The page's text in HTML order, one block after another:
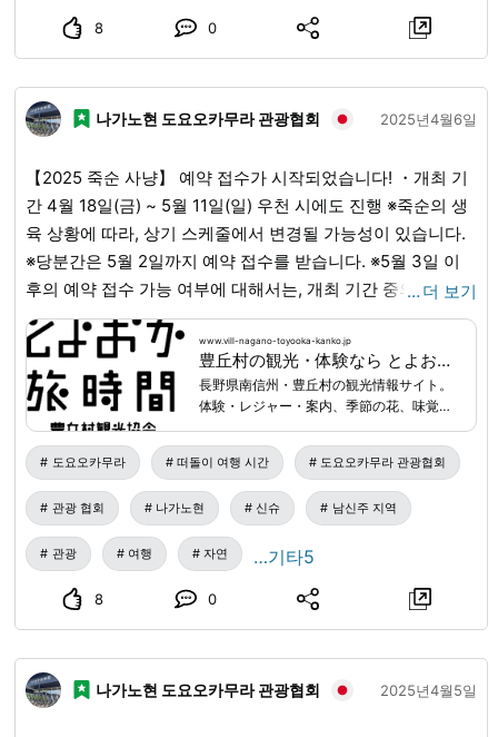
미리 양해 바랍니다. ◎따기 체험부터 무한 리필 종료까지 대
필수 ①접수・결제(미치노에키(Michi-no-eki) 도요오카 마
르쉐(Toyooka Marche) 관광 안내소, 또는 도요오카무라
Tabijikan)) ↓ ②무한 리필(스탠딩) 20분간 (미치노에키
(Michi-no-eki) 도요오카 마르쉐(Toyooka Marche) 무한 리
필 전용 공간) ＝주의사항＝ ◎무한 리필만 플랜을 선택하신
고객님은 복숭아 따기 농원에 입장할 수 없습니다. 도요오카
마르쉐(Toyooka Marche) 관광 안내소에서 접수 및 결제를
부탁드립니다. ◎당일 무한 리필 복숭아가 소진되는 대로 종
료됩니다. ■부탁드립니다. 복숭아는 섬세한 과일입니다. 나
무에 열린 복숭아도, 무한 리필 복숭아도, 세게 누르지 않도록
해 주세요. ■집합 장소・문의처 도요오카 타비지칸(Toyooka
Tabijikan) (일반 사단 법인 도요오카무라(Toyooka-mura) 관
광 협회) 영업시간: 9:00~18:00 〒399-3202 나가노현
(Nagano-ken) 시모이나군(Shimoina-gun) 도요오카무라
(Toyooka-mura) 간나(Kannna) 12407 TEL: 0265-49-3395
Email: toyotabi@vill-nagano-toyooka-kanko.jp 카 내비게
이션 설정으로 오시는 경우, 당 시설이 새로운 시설이기 때문
에, 상기 주소로는 다른 장소가 안내될 수 있습니다. 카 내비게
(Minamishinshu) 도요오카 마르쉐(Toyooka Marche)」를
목적지로 설정해 주세요. Google 지도에서는 「도요오카 타
8 0
나가노현 도요오카무라 관광협회 2025년4월6일
【2025 죽순 사냥】 예약 접수가 시작되었습니다! ・개최 기
간 4월 18일(금) ~ 5월 11일(일) 우천 시에도 진행 ※죽순의 생
육 상황에 따라, 상기 스케줄에서 변경될 가능성이 있습니다.
※당분간은 5월 2일까지 예약 접수를 받습니다. ※5월 3일 이
후의 예약 접수 가능 여부에 대해서는, 개최 기간 중의 죽순 상
황을 보면서 판단할 예정입니다. 자세한 내용이 결정되면, 추
후에 알려드리겠습니다. ・접수 시간 평일 2타임 ①10:30
②13:30 토, 일, 공휴일 3타임 ①9:00 ②10:30 ③13:30 ・
입장료 및 수확 요금 ●입장료: 1인 300엔(중학생 이상) 일반
자동차(경차) 1대당 수확량에 따라 다음과 같이 변동됩니다.
■죽순 10kg 이상 수확 → 《입장료 0엔》 ■죽순 10kg 미만
수확 → 《입장료 300엔》 ●죽순: 500엔/kg 일반 자동차(경
차) 1대당 수확 봉투 1장을 접수처에서 배부해 드립니다. 그 외
자세한 내용 및 예약은 아래 링크를 참조해 주십시오↓
www.vill-nagano-toyooka-kanko.jp ...
도 받습니다) 일반 사단법인 도요오카촌(Toyooka-mura) 관
… 더 보기
www.vill-nagano-toyooka-kanko.jp
豊丘村の観光・体験なら とよおか旅時間｜南信州の自然・食・文化を楽しむ旅
長野県南信州・豊丘村の観光情報サイト。
体験・レジャー・案内、季節の花、味覚狩
り、飲食、お土産、宿泊、イベント情報な
ど、豊丘村の旅に役立つ情報を紹介しま
す。
도요오카무라 떠돌이 여행 시간 도요오카무라 관광협회
관광 협회 나가노현 신슈 남신주 지역
관광 여행 자연 …기타5
8 0
나가노현 도요오카무라 관광협회 2025년4월5일